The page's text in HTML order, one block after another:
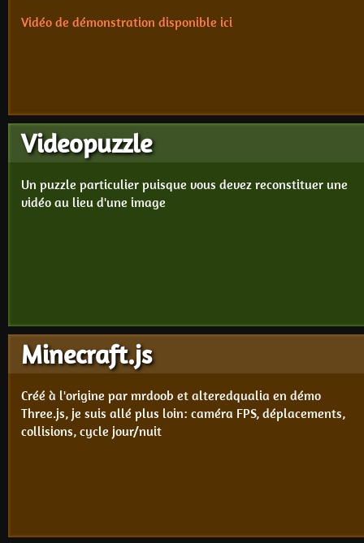
Vidéo de démonstration disponible ici
Videopuzzle
Un puzzle particulier puisque vous devez reconstituer une
vidéo au lieu d'une image
Minecraft.js
Créé à l'origine par mrdoob et alteredqualia en démo
Three.js, je suis allé plus loin: caméra FPS, déplacements,
collisions, cycle jour/nuit